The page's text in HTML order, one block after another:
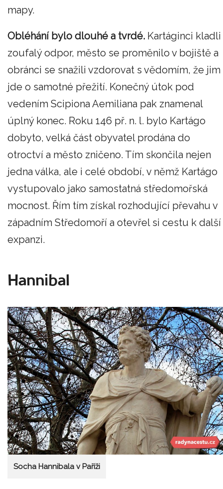
mapy.
Obléhání bylo dlouhé a tvrdé. Kartáginci kladli
zoufalý odpor, město se proměnilo v bojiště a
obránci se snažili vzdorovat s vědomím, že jim
jde o samotné přežití. Konečný útok pod
vedením Scipiona Aemiliana pak znamenal
úplný konec. Roku 146 př. n. l. bylo Kartágo
dobyto, velká část obyvatel prodána do
otroctví a město zničeno. Tím skončila nejen
jedna válka, ale i celé období, v němž Kartágo
vystupovalo jako samostatná středomořská
mocnost. Řím tím získal rozhodující převahu v
západním Středomoří a otevřel si cestu k další
expanzi.
Hannibal
Socha Hannibala v Paříži